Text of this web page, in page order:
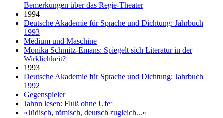
Bemerkungen über das Regie-Theater
1994
Deutsche Akademie für Sprache und Dichtung: Jahrbuch
1993
Medium und Maschine
Monika Schmitz-Emans: Spiegelt sich Literatur in der
Wirklichkeit?
1993
Deutsche Akademie für Sprache und Dichtung: Jahrbuch
1992
Gegenspieler
Jahnn lesen: Fluß ohne Ufer
»Jüdisch, römisch, deutsch zugleich...«